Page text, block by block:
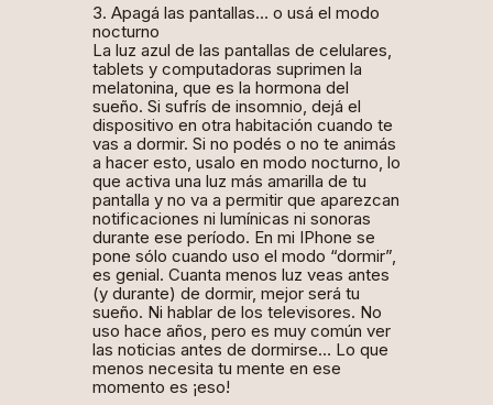
3. Apagá las pantallas… o usá el modo
nocturno
La luz azul de las pantallas de celulares,
tablets y computadoras suprimen la
melatonina, que es la hormona del
sueño. Si sufrís de insomnio, dejá el
dispositivo en otra habitación cuando te
vas a dormir. Si no podés o no te animás
a hacer esto, usalo en modo nocturno, lo
que activa una luz más amarilla de tu
pantalla y no va a permitir que aparezcan
notificaciones ni lumínicas ni sonoras
durante ese período. En mi IPhone se
pone sólo cuando uso el modo “dormir”,
es genial. Cuanta menos luz veas antes
(y durante) de dormir, mejor será tu
sueño. Ni hablar de los televisores. No
uso hace años, pero es muy común ver
las noticias antes de dormirse… Lo que
menos necesita tu mente en ese
momento es ¡eso!